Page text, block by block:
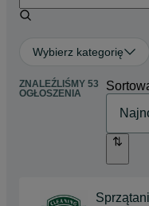
Wybierz kategorię
ZNALEŹLIŚMY 53
OGŁOSZENIA